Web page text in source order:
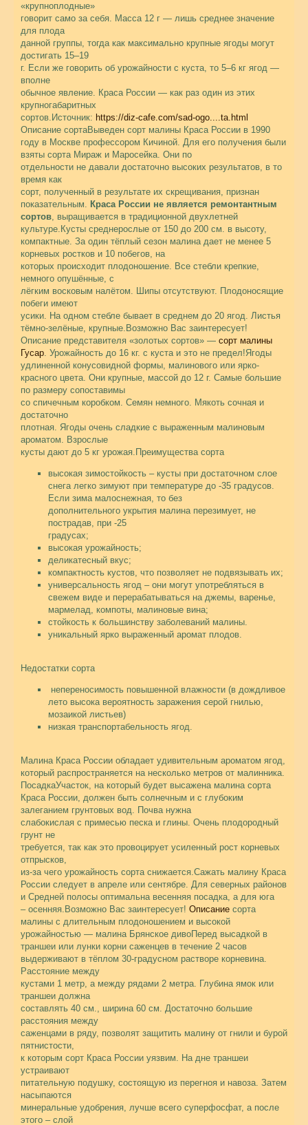
«крупноплодные»
говорит само за себя. Масса 12 г — лишь среднее значение
для плода
данной группы, тогда как максимально крупные ягоды могут
достигать 15–19
г. Если же говорить об урожайности с куста, то 5–6 кг ягод —
вполне
обычное явление. Краса России — как раз один из этих
крупногабаритных
сортов.Источник: https://diz-cafe.com/sad-ogo....ta.html
Описание сортаВыведен сорт малины Краса России в 1990
году в Москве профессором Кичиной. Для его получения были
взяты сорта Мираж и Маросейка. Они по
отдельности не давали достаточно высоких результатов, в то
время как
сорт, полученный в результате их скрещивания, признан
показательным. Краса России не является ремонтантным
сортов, выращивается в традиционной двухлетней
культуре.Кусты среднерослые от 150 до 200 см. в высоту,
компактные. За один тёплый сезон малина дает не менее 5
корневых ростков и 10 побегов, на
которых происходит плодоношение. Все стебли крепкие,
немного опушённые, с
лёгким восковым налётом. Шипы отсутствуют. Плодоносящие
побеги имеют
усики. На одном стебле бывает в среднем до 20 ягод. Листья
тёмно-зелёные, крупные.Возможно Вас заинтересует!
Описание представителя «золотых сортов» — сорт малины
Гусар. Урожайность до 16 кг. с куста и это не предел!Ягоды
удлиненной конусовидной формы, малинового или ярко-
красного цвета. Они крупные, массой до 12 г. Самые большие
по размеру сопоставимы
со спичечным коробком. Семян немного. Мякоть сочная и
достаточно
плотная. Ягоды очень сладкие с выраженным малиновым
ароматом. Взрослые
кусты дают до 5 кг урожая. Преимущества сорта
высокая зимостойкость – кусты при достаточном слое
снега легко зимуют при температуре до -35 градусов.
Если зима малоснежная, то без
дополнительного укрытия малина перезимует, не
пострадав, при -25
градусах;
высокая урожайность;
деликатесный вкус;
компактность кустов, что позволяет не подвязывать их;
универсальность ягод – они могут употребляться в
свежем виде и перерабатываться на джемы, варенье,
мармелад, компоты, малиновые вина;
стойкость к большинству заболеваний малины.
уникальный ярко выраженный аромат плодов.
Недостатки сорта
непереносимость повышенной влажности (в дождливое
лето высока вероятность заражения серой гнилью,
мозаикой листьев)
низкая транспортабельность ягод.
Малина Краса России обладает удивительным ароматом ягод,
который распространяется на несколько метров от малинника.
ПосадкаУчасток, на который будет высажена малина сорта
Краса России, должен быть солнечным и с глубоким
залеганием грунтовых вод. Почва нужна
слабокислая с примесью песка и глины. Очень плодородный
грунт не
требуется, так как это провоцирует усиленный рост корневых
отпрысков,
из-за чего урожайность сорта снижается.Сажать малину Краса
России следует в апреле или сентябре. Для северных районов
и Средней полосы оптимальна весенняя посадка, а для юга
– осенняя.Возможно Вас заинтересует! Описание сорта
малины с длительным плодоношением и высокой
урожайностью — малина Брянское дивоПеред высадкой в
траншеи или лунки корни саженцев в течение 2 часов
выдерживают в тёплом 30-градусном растворе корневина.
Расстояние между
кустами 1 метр, а между рядами 2 метра. Глубина ямок или
траншеи должна
составлять 40 см., ширина 60 см. Достаточно большие
расстояния между
саженцами в ряду, позволят защитить малину от гнили и бурой
пятнистости,
к которым сорт Краса России уязвим. На дне траншеи
устраивают
питательную подушку, состоящую из перегноя и навоза. Затем
насыпаются
минеральные удобрения, лучше всего суперфосфат, а после
этого – слой